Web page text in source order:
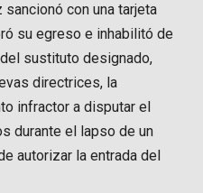
con una tarjeta
su egreso e inhabilitó de
sustituto designado,
directrices, la
infractor a disputar el
durante el lapso de un
autorizar la entrada del